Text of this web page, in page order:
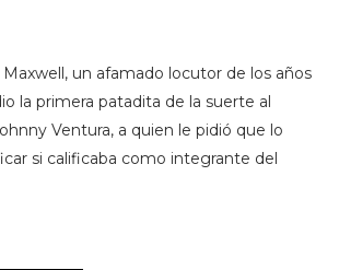
un afamado locutor de los años
la primera patadita de la suerte al
Ventura, a quien le pidió que lo
si calificaba como integrante del